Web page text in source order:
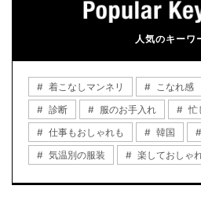
人気のキーワ
着こなしマンネリ こなれ感
診断
服のお手入れ
忙
仕事もおしゃれも
韓国
気温別の服装
楽しておしゃ